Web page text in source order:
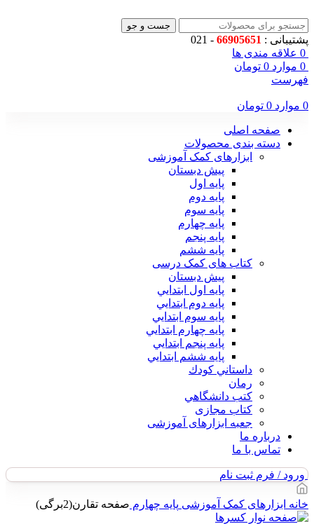
جست و جو
پشتیبانی : 66905651
- 021
0 علاقه مندی ها
0 موارد 0 تومان
فهرست
0 موارد 0 تومان
صفحه اصلی
دسته بندی محصولات
ابزارهای کمک آموزشی
پیش دبستان
پایه اول
پایه دوم
پایه سوم
پایه چهارم
پايه پنجم
پایه ششم
کتاب های کمک درسی
پیش دبستان
پايه اول ابتدايي
پايه دوم ابتدايي
پايه سوم ابتدايي
پايه چهارم ابتدايي
پايه پنجم ابتدايي
پايه ششم ابتدايي
داستاني كودك
رمان
كتب دانشگاهي
کتاب مجازی
جعبه ابزارهای آموزشی
درباره ما
تماس با ما
ورود / فرم ثبت نام
خانه ابزارهای کمک آموزشی پایه چهارم صفحه تقارن(2برگی)